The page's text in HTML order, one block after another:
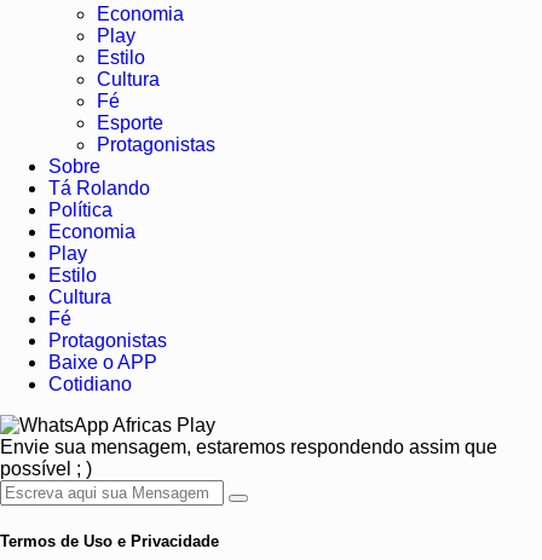
Economia
Play
Estilo
Cultura
Fé
Esporte
Protagonistas
Sobre
Tá Rolando
Política
Economia
Play
Estilo
Cultura
Fé
Protagonistas
Baixe o APP
Cotidiano
Africas Play
Envie sua mensagem, estaremos respondendo assim que
possível ; )
Termos de Uso e Privacidade